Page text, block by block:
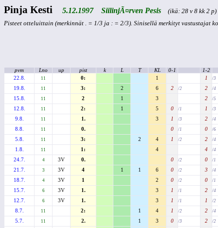
Pinja Kesti 5.12.1997 SiilinjÃ¤rven Pesis
(ikä: 28 v 8 kk 2 p)
Pisteet otteluittain (merkinnät . = 1/3 ja : = 2/3). Sinisellä merkityt vastustajat
pvm Lno up pist k L T KL 0-1
1-2
22.8.
11 0: 1 1 /3
19.8. 11 3: 2 6 2 /2 2 /4
15.8. 11 2 1 3 2 /5
12.8. 11 2: 1 5 0 /1 1 /3
9.8. 11 1. 3 1 /3 2 /4
8.8. 11 0. 0 /1 0 /6
5.8. 11 3: 2 4 1 /2 2 /4
1.8. 11 1: 4 4 /4
24.7. 4 3V 0. 0 /2 0 /1
21.7. 3 3V 4 1 1 6 0 /2 3 /4
18.7. 4 3V 1 2 0 /2 0 /1
15.7. 6 3V 1. 3 1 /1 2 /4
12.7. 6 3V 1. 3 1 /1 1 /2
8.7. 11 2: 1 4 1 /2 2 /4
5.7. 11 2. 1 3 0 /3 2 /2